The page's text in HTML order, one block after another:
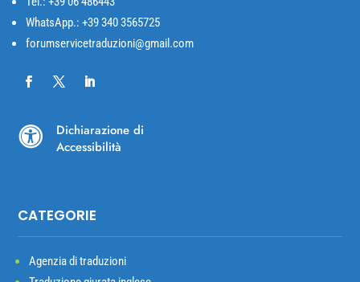
WhatsApp.: +39 340 3565725
forumservicetraduzioni@gmail.com

Dichiarazione di
Accessibilità
CATEGORIE
Agenzia di traduzioni